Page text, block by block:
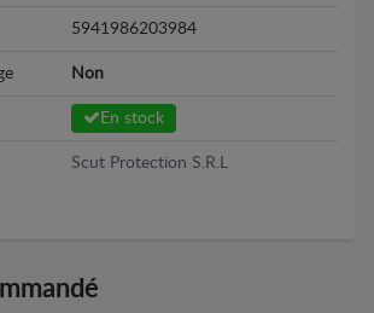
5941986203984
Non
En stock
Scut Protection S.R.L